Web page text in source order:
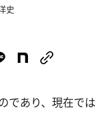
史
であり、現在では